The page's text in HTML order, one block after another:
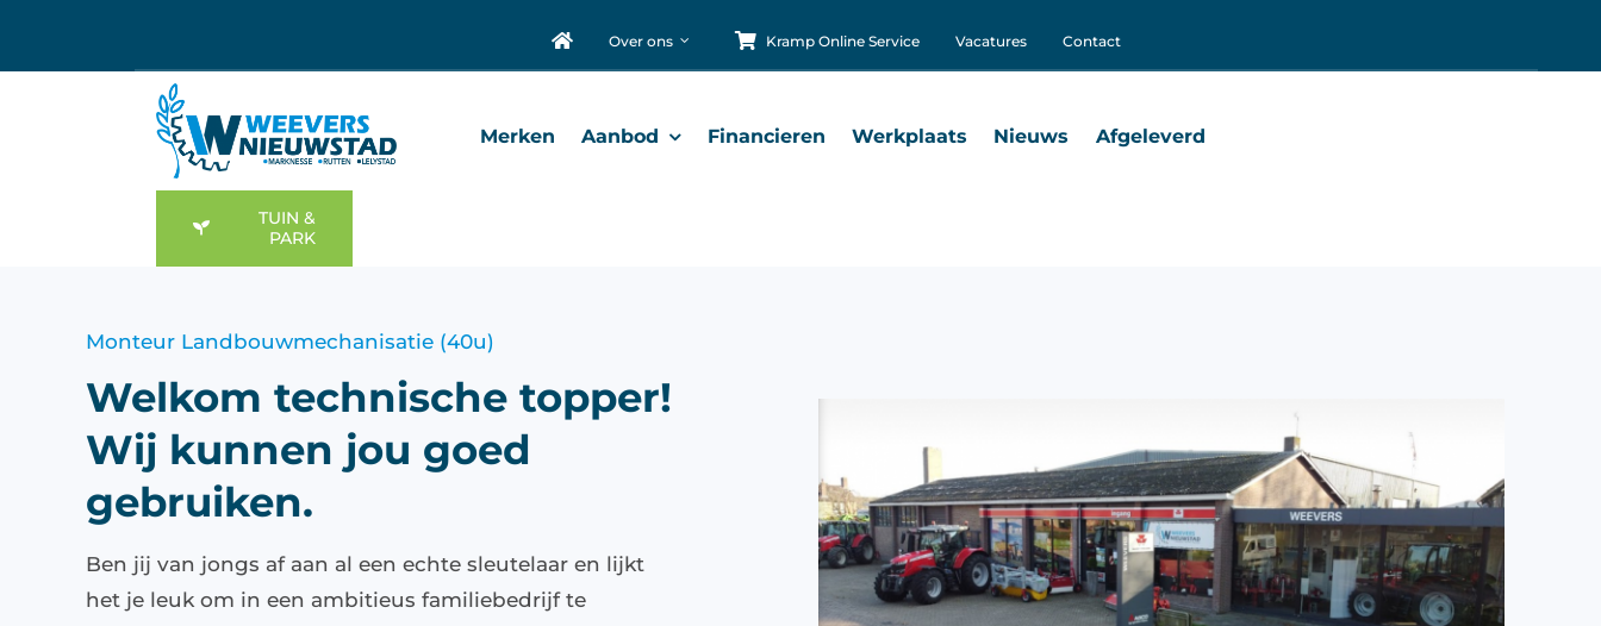
Over ons Kramp Online Service Vacatures Contact
Merken Aanbod Financieren Werkplaats Nieuws Afgeleverd
TUIN &
PARK
Monteur Landbouwmechanisatie (40u)
Welkom technische topper!
Wij kunnen jou goed
gebruiken.
Ben jij van jongs af aan al een echte sleutelaar en lijkt
het je leuk om in een ambitieus familiebedrijf te